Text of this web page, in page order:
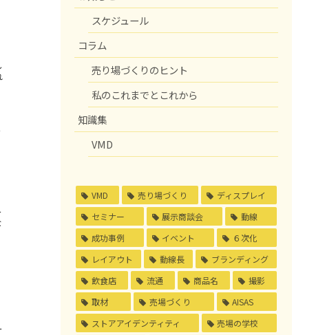
スケジュール
コラム
売り場づくりのヒント
私のこれまでとこれから
知識集
VMD
VMD 売り場づくり
ディスプレイ
セミナー
展示商談会
動線
成功事例
イベント
６次化
レイアウト
動線長
ブランディング
飲食店
流通 商品名
撮影
取材
売場づくり
AISAS
ストアアイデンティティ
売場の学校